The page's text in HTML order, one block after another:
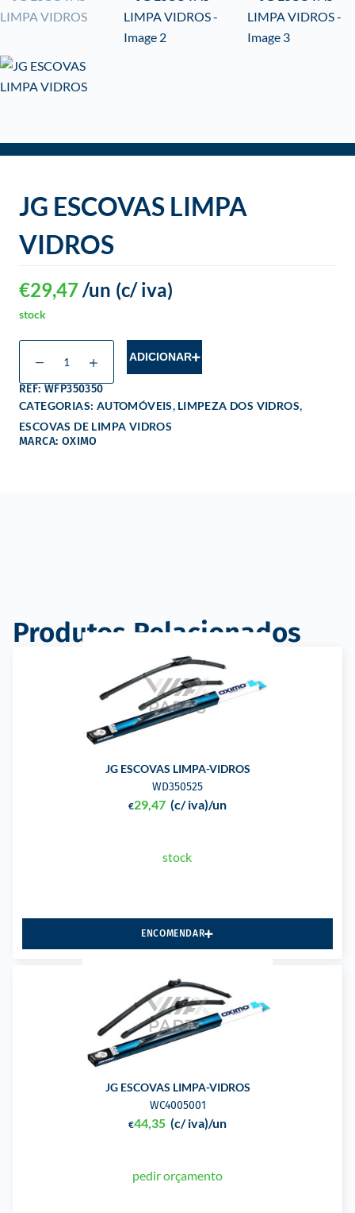
o
JG ESCOVAS LIMPA
VIDROS
€29,47 (c/ iva)
/un
stock
ADICIONAR
REF: WFP350350
CATEGORIAS: AUTOMÓVEIS, LIMPEZA DOS VIDROS,
ESCOVAS DE LIMPA VIDROS
MARCA: OXIMO
Produtos Relacionados
JG ESCOVAS LIMPA-VIDROS
WD350525
€29,47 (c/ iva)/un
stock
ENCOMENDAR
JG ESCOVAS LIMPA-VIDROS
WC4005001
€44,35 (c/ iva)/un
pedir orçamento